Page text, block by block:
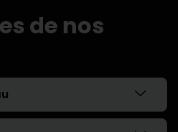
de nos